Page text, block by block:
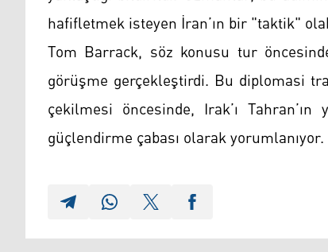
hafifletmek isteyen İran’ın bir "taktik"
Tom Barrack, söz konusu tur
görüşme gerçekleştirdi. Bu diplomasi
çekilmesi öncesinde, Irak’ı
güçlendirme çabası olarak yorumlanıyor.